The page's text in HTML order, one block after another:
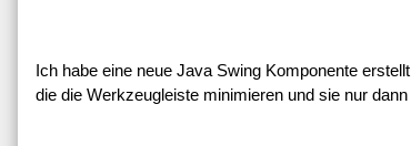
Ich habe eine neue Java Swing Komponente
die die Werkzeugleiste minimieren und sie nur